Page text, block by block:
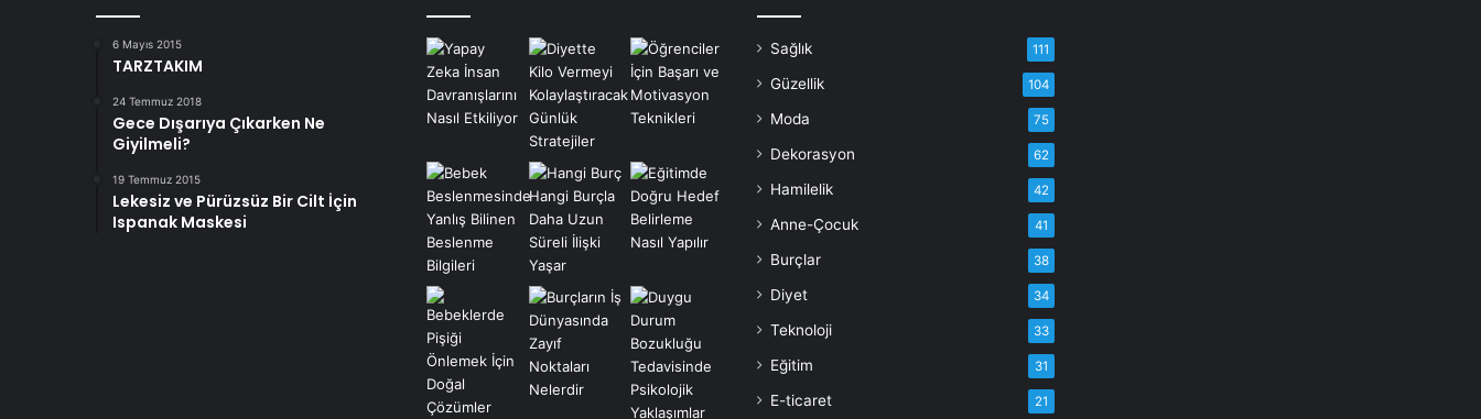
6 Mayıs 2015
TARZTAKIM
24 Temmuz 2018
Gece Dışarıya Çıkarken Ne
Giyilmeli?
19 Temmuz 2015
Lekesiz ve Pürüzsüz Bir Cilt İçin
Ispanak Maskesi
Sağlık 111
Güzellik 104
Moda 75
Dekorasyon 62
Hamilelik 42
Anne-Çocuk 41
Burçlar 38
Diyet 34
Teknoloji 33
Eğitim 31
E-ticaret 21